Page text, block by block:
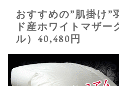
おすすめの”肌掛け”
ド産ホワイトマザー
ル）40,480円